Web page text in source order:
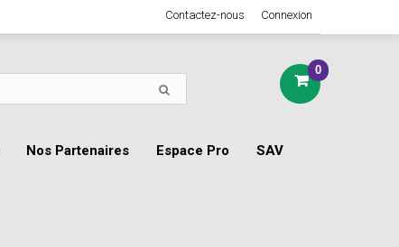
Connexion
Contactez-nous
0
Nos Partenaires Espace Pro SAV